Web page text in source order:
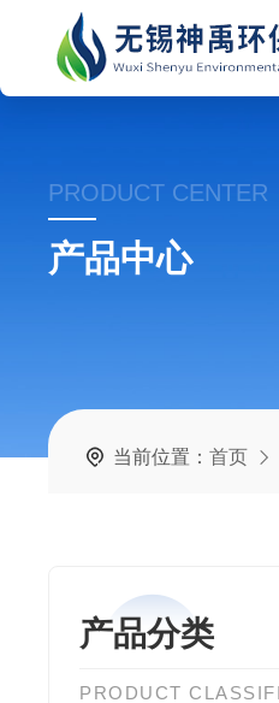
PRODUCT CENTER
产品中心
当前位置：首页
产品分类
PRODUCT